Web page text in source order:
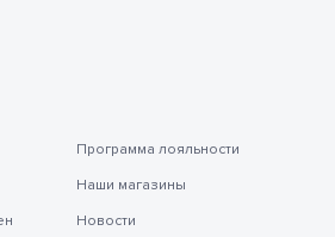
Программа лояльности
Наши магазины
Новости